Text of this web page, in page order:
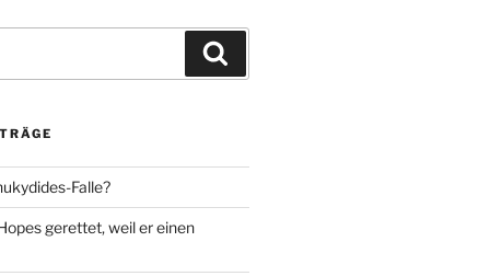
Falle?
gerettet, weil er einen